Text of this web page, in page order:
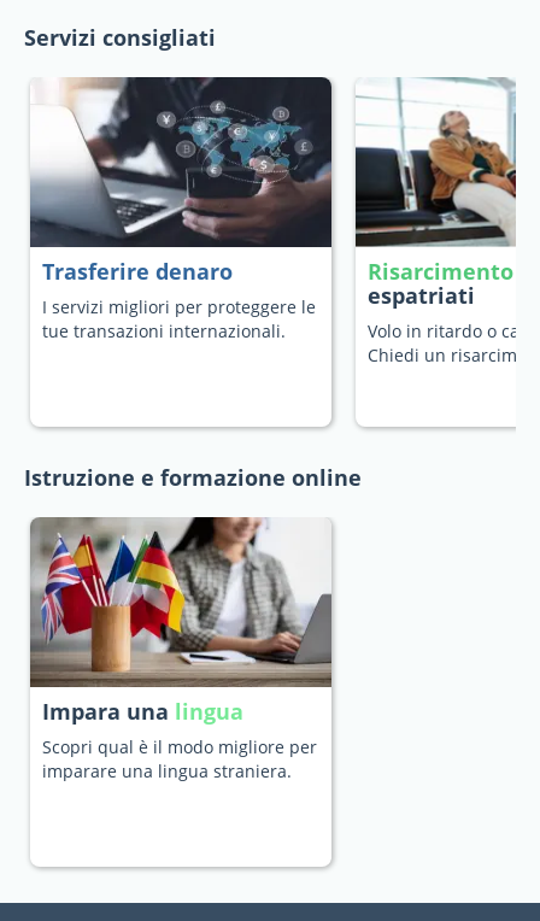
Servizi consigliati
Trasferire denaro
I servizi migliori per proteggere le
tue transazioni internazionali.
Risarcimento
espatriati
Volo in ritardo o
Chiedi un
Istruzione e formazione online
Impara una lingua
Scopri qual è il modo migliore per
imparare una lingua straniera.